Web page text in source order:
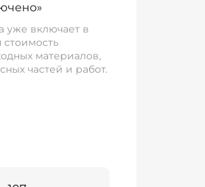
уже включает в
стоимость
материалов,
частей и работ.